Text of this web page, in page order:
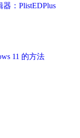
：PlistEDPlus